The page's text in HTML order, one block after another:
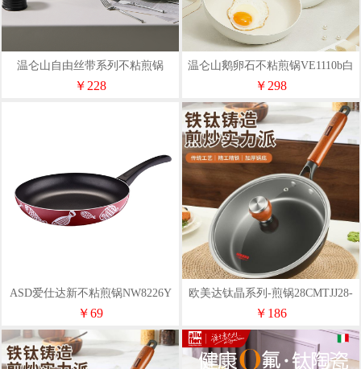
温仑山自由丝带系列不粘煎锅
26cmA-VP-1MJG01
￥228
温仑山鹅卵石不粘煎锅VE1110b白
￥298
ASD爱仕达新不粘煎锅NW8226Y
￥69
欧美达钛晶系列-煎锅28CMTJJ28-
A
￥186